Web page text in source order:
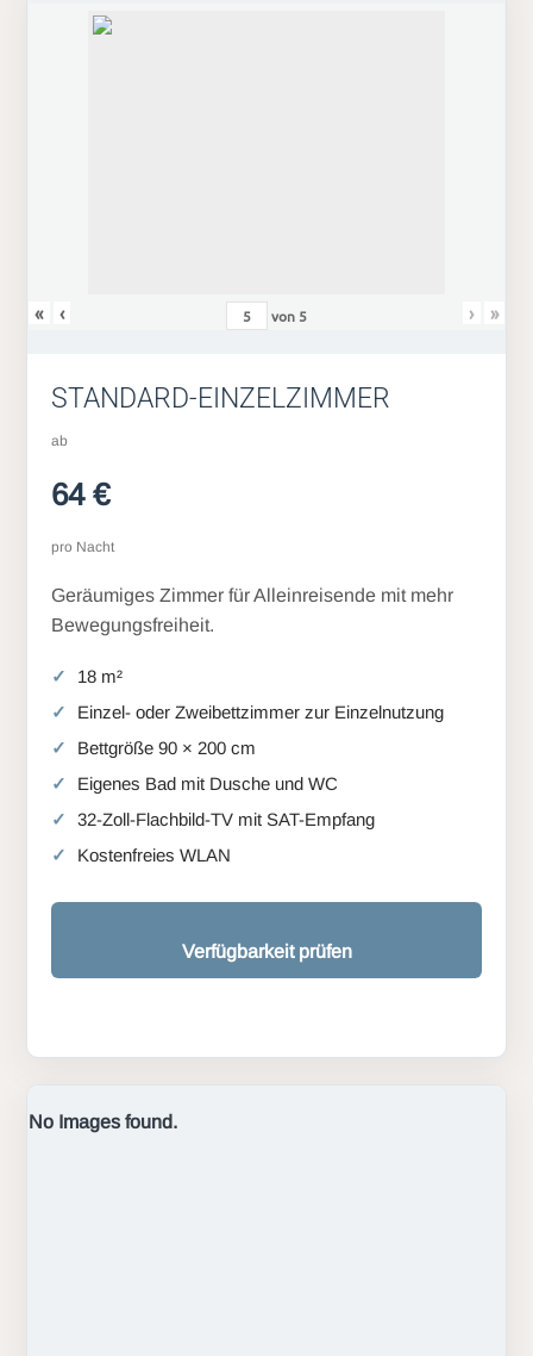
« ‹ von 5 › »
STANDARD-EINZELZIMMER
ab
64 €
pro Nacht
Geräumiges Zimmer für Alleinreisende mit mehr
Bewegungsfreiheit.
18 m²
Einzel- oder Zweibettzimmer zur Einzelnutzung
Bettgröße 90 × 200 cm
Eigenes Bad mit Dusche und WC
32-Zoll-Flachbild-TV mit SAT-Empfang
Kostenfreies WLAN
Verfügbarkeit prüfen
No Images found.